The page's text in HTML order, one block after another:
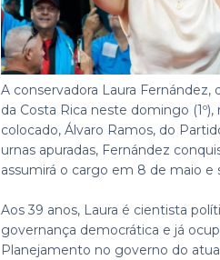
A conservadora Laura
da Costa Rica neste domingo
colocado, Álvaro Ramos, do
urnas apuradas, Fernández
assumirá o cargo em 8 de maio e
Aos 39 anos, Laura é cientista
governança democrática e já
Planejamento no governo do